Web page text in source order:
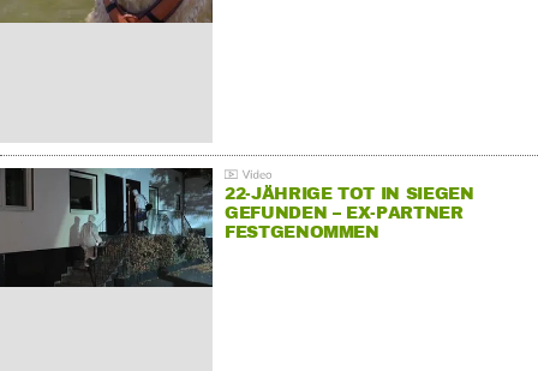
22-JÄHRIGE TOT IN SIEGEN
GEFUNDEN – EX-PARTNER
FESTGENOMMEN